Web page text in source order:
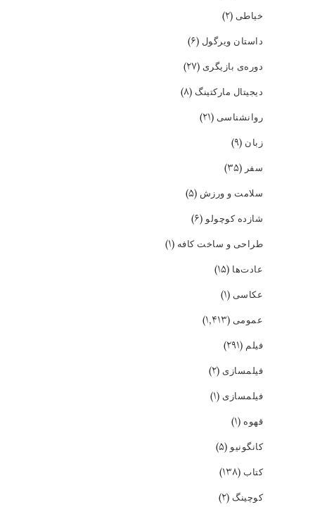
خیاطی (۲)
داستان ویرگول (۶)
دوره‌ی بازیگری (۲۷)
دیجیتال مارکتینگ (۸)
روانشناسی (۲۱)
زبان (۹)
سفر (۳۵)
سلامت و ورزش (۵)
شازده کوچولو(۶)
طراحی و ساخت کافه (۱)
عادت‌ها (۱۵)
عکاسی (۱)
عمومی (۱,۴۱۳)
فیلم (۲۹۱)
فیلمسازی (۲)
فیلمسازی (۱)
قهوه (۱)
کانگونیو(۵)
کتاب (۱۳۸)
کوچینگ (۲)